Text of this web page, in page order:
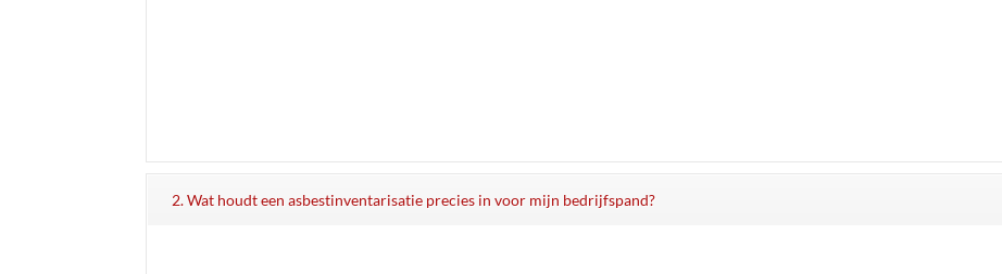
2. Wat houdt een asbestinventarisatie precies in voor mijn bedrijfspand?